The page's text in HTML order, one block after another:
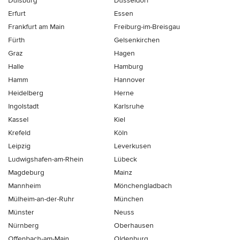
Erfurt
Essen
Frankfurt am Main
Freiburg-im-Breisgau
Fürth
Gelsenkirchen
Graz
Hagen
Halle
Hamburg
Hamm
Hannover
Heidelberg
Herne
Ingolstadt
Karlsruhe
Kassel
Kiel
Krefeld
Köln
Leipzig
Leverkusen
Ludwigshafen-am-Rhein
Lübeck
Magdeburg
Mainz
Mannheim
Mönchen­gladbach
Mülheim-an-der-Ruhr
München
Münster
Neuss
Nürnberg
Oberhausen